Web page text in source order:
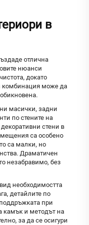
в
отлична
нюанси
докато
комбинация може да
масички, задни
по стените на
стени в
са особено
са малки, но
Драматичен
незабравимо, без
необходимостта
детайлите по
при
камък и методът на
за да се осигури